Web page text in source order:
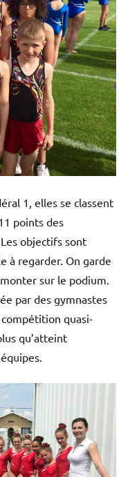
1, elles se classent
points des
objectifs sont
à regarder. On garde
sur le podium.
par des gymnastes
quasi-
qu’atteint